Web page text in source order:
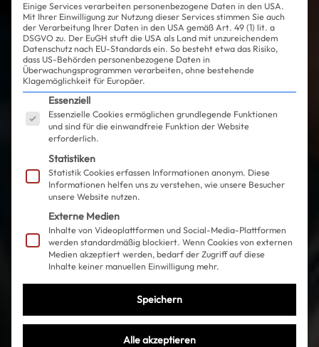
Einige Services verarbeiten personenbezogene Daten in den USA.
Mit Ihrer Einwilligung zur Nutzung dieser Services stimmen Sie auch
der Verarbeitung Ihrer Daten in den USA gemäß Art. 49 (1) lit. a
DSGVO zu. Der EuGH stuft die USA als Land mit unzureichendem
Datenschutz nach EU-Standards ein. So besteht etwa das Risiko,
dass US-Behörden personenbezogene Daten in
Überwachungsprogrammen verarbeiten, ohne bestehende
Klagemöglichkeit für Europäer.
Es folgt eine Liste der Service-Gruppen, für die
Essenziell
Essenzielle Cookies ermöglichen grundlegende Funktionen
und sind für die einwandfreie Funktion der Website
erforderlich.
Statistiken
Statistik Cookies erfassen Informationen anonym. Diese
Informationen helfen uns zu verstehen, wie unsere Besucher
unsere Website nutzen.
Externe Medien
Inhalte von Videoplattformen und Social-Media-Plattformen
werden standardmäßig blockiert. Wenn Cookies von externen
Medien akzeptiert werden, bedarf der Zugriff auf diese
Inhalte keiner manuellen Einwilligung mehr.
Speichern
Alle akzeptieren